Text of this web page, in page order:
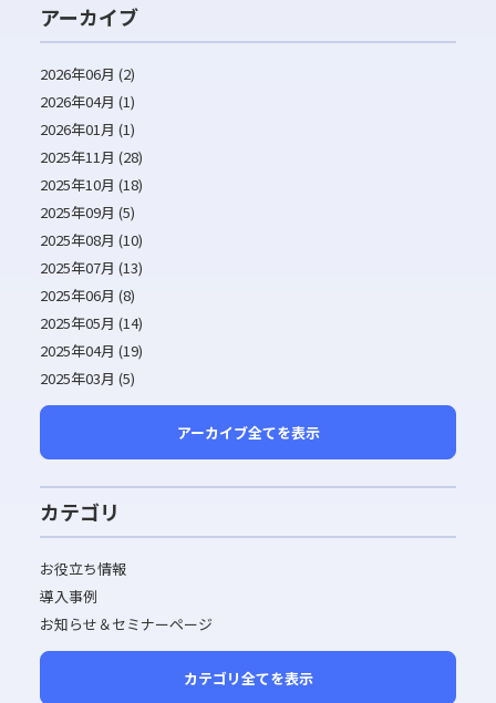
アーカイブ
2026年06月 (2)
2026年04月 (1)
2026年01月 (1)
2025年11月 (28)
2025年10月 (18)
2025年09月 (5)
2025年08月 (10)
2025年07月 (13)
2025年06月 (8)
2025年05月 (14)
2025年04月 (19)
2025年03月 (5)
アーカイブ全てを表示
カテゴリ
お役立ち情報
導入事例
お知らせ＆セミナーページ
カテゴリ全てを表示